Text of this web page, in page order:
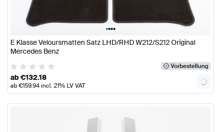
••••
E Klasse Veloursmatten Satz LHD/RHD W212/S212 Original
Mercedes Benz
Vorbestellung
ab€132.18
ab€159.94incl. 21% LV VAT